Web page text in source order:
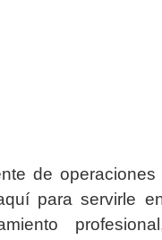
de operaciones
para servirle